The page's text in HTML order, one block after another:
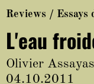
Reviews /
L'eau
Olivier
04.10.2011